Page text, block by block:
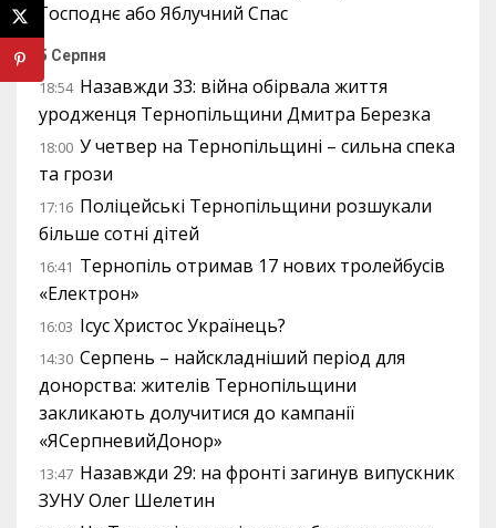
Господнє або Яблучний Спас
5 Серпня
18:54 Назавжди 33: війна обірвала життя
уродженця Тернопільщини Дмитра Березка
18:00 У четвер на Тернопільщині – сильна спека
та грози
17:16 Поліцейські Тернопільщини розшукали
більше сотні дітей
16:41 Тернопіль отримав 17 нових тролейбусів
«Електрон»
16:03 Ісус Христос Українець?
14:30 Серпень – найскладніший період для
донорства: жителів Тернопільщини
закликають долучитися до кампанії
«ЯСерпневийДонор»
13:47 Назавжди 29: на фронті загинув випускник
ЗУНУ Олег Шелетин